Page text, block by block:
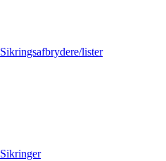
Sikringsafbrydere/lister
Sikringer